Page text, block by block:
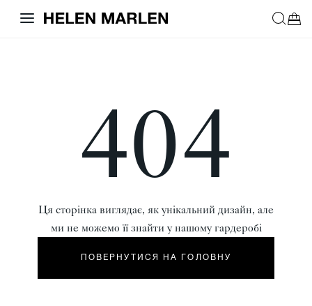
404
Ця сторінка виглядає, як унікальний дизайн, але
ми не можемо її знайти у нашому гардеробі
ПОВЕРНУТИСЯ НА ГОЛОВНУ